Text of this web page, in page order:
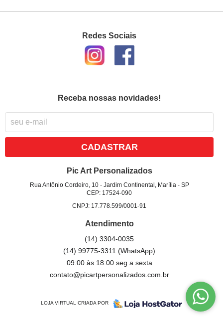
Redes Sociais
Receba nossas novidades!
CADASTRAR
Pic Art Personalizados
Rua Antônio Cordeiro, 10- Jardim Continental, Marília- SP
CEP: 17524-090
CNPJ: 17.778.599/0001-91
Atendimento
(14) 3304-0035
(14) 99775-3311(WhatsApp)
09:00 às 18:00 seg a sexta
contato@picartpersonalizados.com.br
LOJA VIRTUAL CRIADA POR